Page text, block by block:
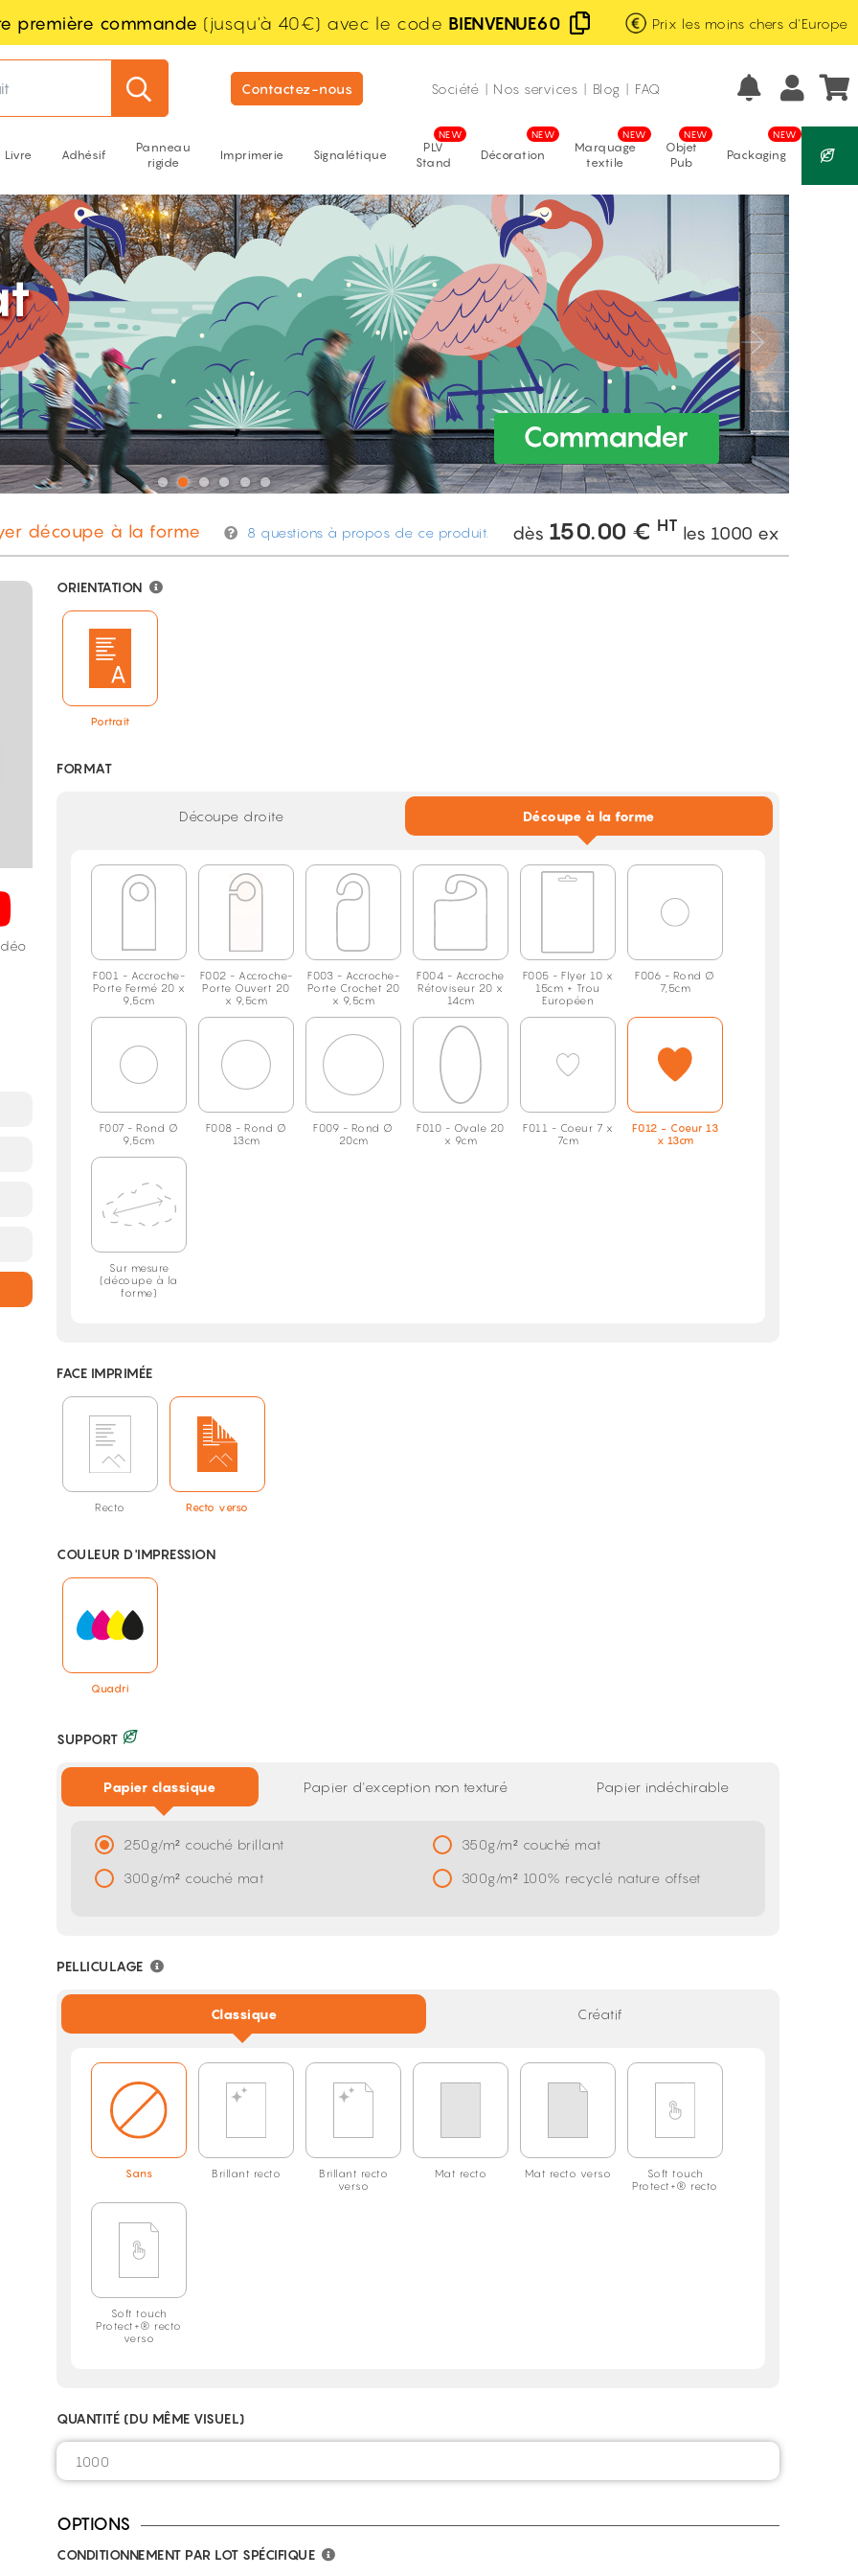
première commande (jusqu'à 40€) avec le code BIENVENUE60 Excellent
avis vérifiés
Fabrication française
Prix les moins chers d'Europe
Contactez-nous Société | Nos services | Blog | FAQ
Livre Adhésif
Panneau
rigide
Imprimerie Signalétique
PLV
Stand
Décoration
Marquage
textile
Objet
Pub
Packaging
découpe à la forme 8 questions à propos de ce produit. dès 150.00 € HT les 1000 ex
ORIENTATION
Portrait
FORMAT
Découpe droite Découpe à la forme
F001 - Accroche-
Porte Fermé 20 x
9,5cm
F002 - Accroche-
Porte Ouvert 20
x 9,5cm
F003 - Accroche-
Porte Crochet 20
x 9,5cm
F004 - Accroche
Rétoviseur 20 x
14cm
F005 - Flyer 10 x
15cm + Trou
Européen
F006 - Rond Ø
7,5cm
F007 - Rond Ø
9,5cm
F008 - Rond Ø
13cm
F009 - Rond Ø
20cm
F010 - Ovale 20
x 9cm
F011 - Coeur 7 x
7cm
F012 - Coeur 13
x 13cm
Sur mesure
(découpe à la
forme)
FACE IMPRIMÉE
Recto Recto verso
COULEUR D'IMPRESSION
Quadri
SUPPORT
Papier classique Papier d'exception non texturé Papier indéchirable
250g/m² couché brillant
300g/m² couché mat
350g/m² couché mat
300g/m² 100% recyclé nature offset
PELLICULAGE
Classique Créatif
Sans Brillant recto
Brillant recto
verso
Mat recto Mat recto verso
Soft touch
Protect+® recto
Soft touch
Protect+® recto
verso
QUANTITÉ (DU MÊME VISUEL)
OPTIONS
CONDITIONNEMENT PAR LOT SPÉCIFIQUE